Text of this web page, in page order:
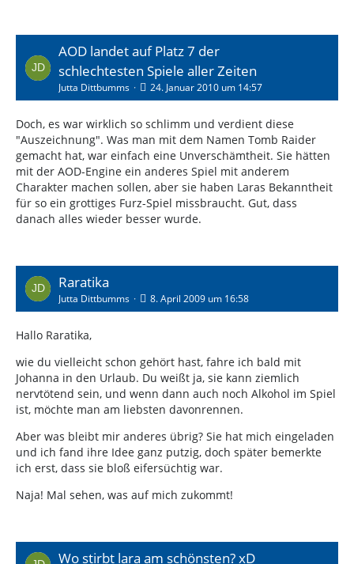
10 - Wo ist die Lebensfreude hin?
11 - Ich erwarte nichts mehr von dir
12 - Ich verzeihe dir nicht (Reprise)
Bonus Track:
13 - Hoffnung aufgegeben
AOD landet auf Platz 7 der
schlechtesten Spiele aller Zeiten
Jutta Dittbumms 24. Januar 2010 um 14:57
Doch, es war wirklich so schlimm und verdient diese
"Auszeichnung". Was man mit dem Namen Tomb Raider
gemacht hat, war einfach eine Unverschämtheit. Sie hätten
mit der AOD-Engine ein anderes Spiel mit anderem
Charakter machen sollen, aber sie haben Laras Bekanntheit
für so ein grottiges Furz-Spiel missbraucht. Gut, dass
danach alles wieder besser wurde.
Raratika
Jutta Dittbumms 8. April 2009 um 16:58
Hallo Raratika,
wie du vielleicht schon gehört hast, fahre ich bald mit
Johanna in den Urlaub. Du weißt ja, sie kann ziemlich
nervtötend sein, und wenn dann auch noch Alkohol im Spiel
ist, möchte man am liebsten davonrennen.
Aber was bleibt mir anderes übrig? Sie hat mich eingeladen
und ich fand ihre Idee ganz putzig, doch später bemerkte
ich erst, dass sie bloß eifersüchtig war.
Naja! Mal sehen, was auf mich zukommt!
Wo stirbt lara am schönsten? xD